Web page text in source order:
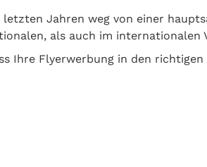
Jahren weg von einer
als auch im internationalen
Ihre Flyerwerbung in den